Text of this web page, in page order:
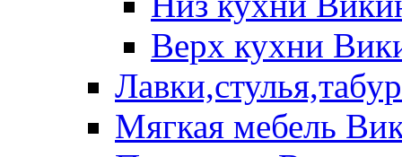
Верх кухни
Мягкая мебель